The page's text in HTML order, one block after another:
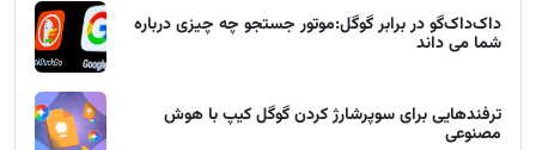
داک‌داک‌گو در برابر گوگل:موتور جستجو چه چیزی درباره
شما می داند
ترفندهایی برای سوپرشارژ کردن گوگل کیپ با هوش
مصنوعی